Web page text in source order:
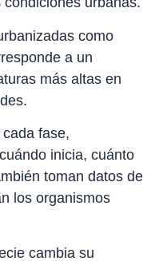
como
a un
más altas en
fase,
inicia, cuánto
toman datos de
los organismos
cambia su